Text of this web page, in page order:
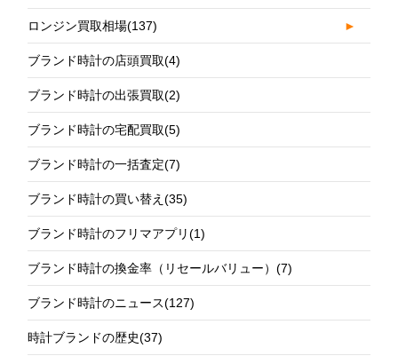
ロンジン買取相場(137) ►
ブランド時計の店頭買取(4)
ブランド時計の出張買取(2)
ブランド時計の宅配買取(5)
ブランド時計の一括査定(7)
ブランド時計の買い替え(35)
ブランド時計のフリマアプリ(1)
ブランド時計の換金率（リセールバリュー）(7)
ブランド時計のニュース(127)
時計ブランドの歴史(37)